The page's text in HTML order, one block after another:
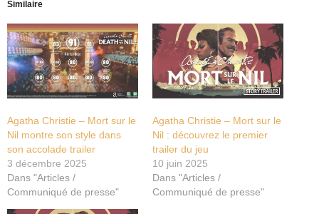
Similaire
Agatha Christie – Mort sur le
Nil montre son style dans
son accolade trailer
3 décembre 2025
Dans "Articles /
Communiqué de presse"
Agatha Christie – Mort sur le
Nil : découvrez le premier
trailer du jeu
10 juin 2025
Dans "Articles /
Communiqué de presse"